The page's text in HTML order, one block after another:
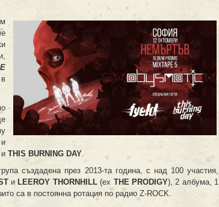
и THIS BURNING DAY
създадена през 2013-та година, с над 100 участия,
и LEEROY THORNHILL(ex THE PRODIGY), 2 албума, 1
са в постоянна ротация по радио Z-ROCK.